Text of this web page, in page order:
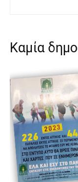
Καμία